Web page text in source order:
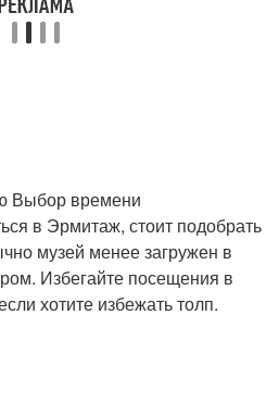
Выбор времени
в Эрмитаж, стоит подобрать
музей менее загружен в
Избегайте посещения в
хотите избежать толп.